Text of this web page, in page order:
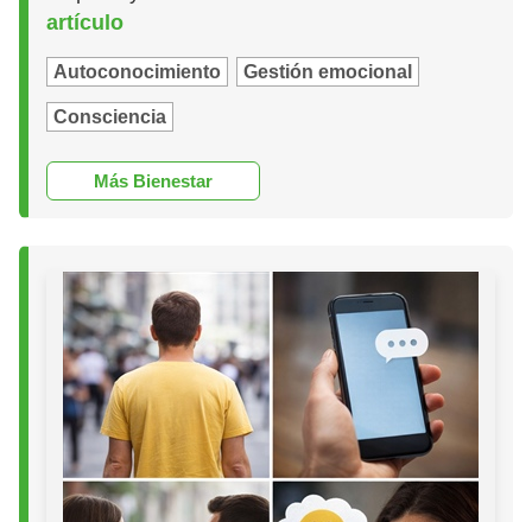
artículo
Autoconocimiento Gestión emocional
Consciencia
Más Bienestar